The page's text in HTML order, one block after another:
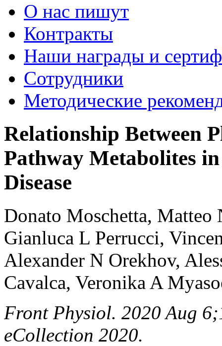
О нас пишут
Контракты
Наши награды и
Сотрудники
Методические
Relationship Between
Pathway Metabolites
Disease
Donato Moschetta,
Gianluca L Perrucci,
Alexander N Orekhov,
Cavalca, Veronika A
Front Physiol. 2020 Aug
eCollection 2020.